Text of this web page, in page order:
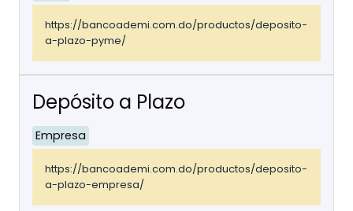
https://bancoademi.com.do/productos/deposito-
a-plazo-pyme/
Depósito a Plazo
Empresa
https://bancoademi.com.do/productos/deposito-
a-plazo-empresa/